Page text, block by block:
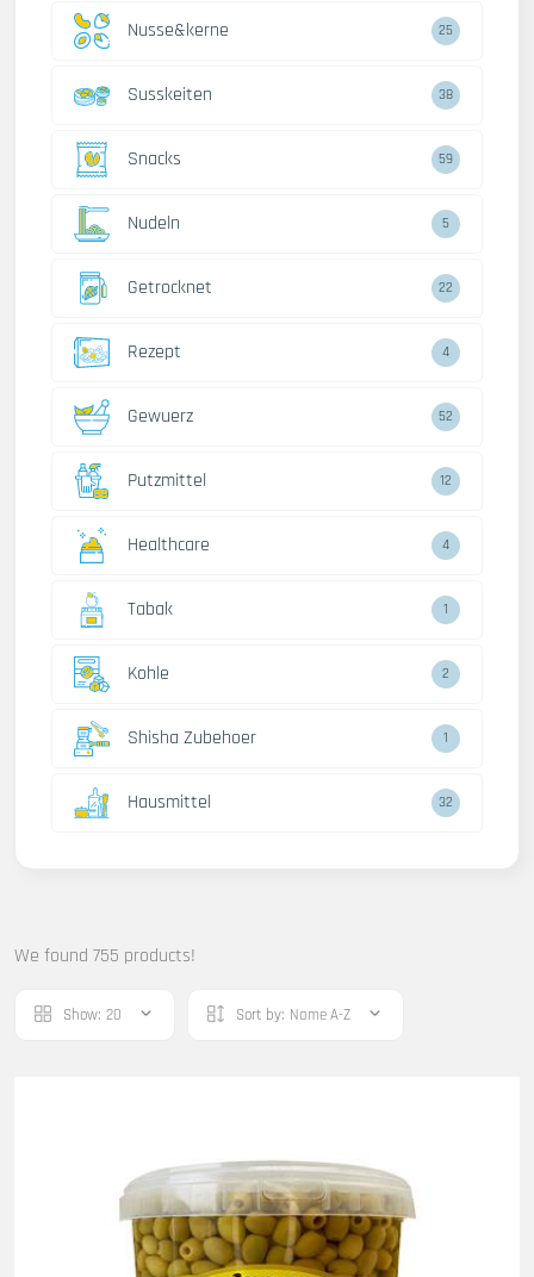
Nusse&kerne 25
Susskeiten 38
Snacks 59
Nudeln 5
Getrocknet 22
Rezept 4
Gewuerz 52
Putzmittel 12
Healthcare 4
Tabak 1
Kohle 2
Shisha Zubehoer 1
Hausmittel 32
We found 755 products!
Show: 20 Sort by: Name A-Z